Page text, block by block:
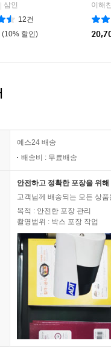
삼인
12건
(10% 할인)
이해
예스24 배송
배송비 : 무료배송
안전하고 정확한 포장을 위
고객님께 배송되는 모든 상
목적 : 안전한 포장 관리
촬영범위 : 박스 포장 작업